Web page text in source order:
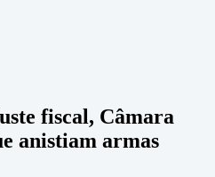
fiscal, Câmara
anistiam armas